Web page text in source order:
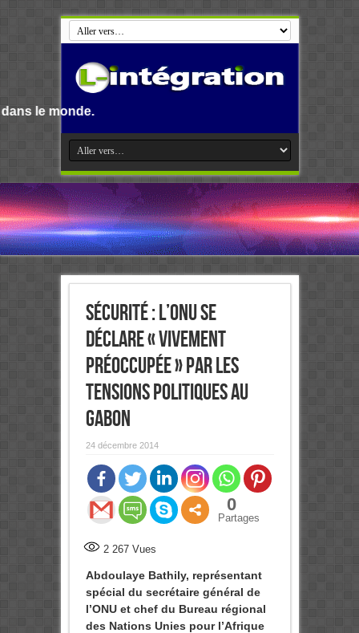
Sécurité : L’ONU se
déclare « vivement
préoccupée » par les
tensions politiques au
Gabon
24 décembre 2014
0
Partages
2 267Vues
Abdoulaye Bathily, représentant
spécial du secrétaire général de
l’ONU et chef du Bureau régional
des Nations Unies pour l’Afrique